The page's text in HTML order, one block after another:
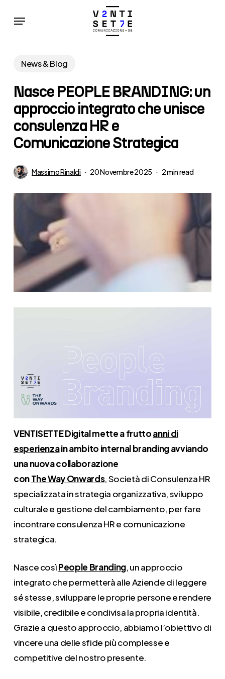
Menu
News & Blog
Nasce PEOPLE BRANDING: un
approccio integrato che unisce
consulenza HR e
Comunicazione Strategica
Massimo Rinaldi 20 Novembre 2025 2 min read
VENTISETTE Digital mette a fruttoanni di
esperienzain ambito internal branding avviando
una nuova collaborazione
conThe Way Onwards, Società di Consulenza HR
specializzata in strategia organizzativa, sviluppo
culturale e gestione del cambiamento, per fare
incontrare consulenza HR e comunicazione
strategica.
Nasce cosìPeople Branding, un approccio
integrato che permetterà alle Aziende di leggere
sé stesse, sviluppare le proprie persone e rendere
visibile, credibile e condivisa la propria identità.
Grazie a questo approccio, abbiamo l’obiettivo di
vincere una delle sfide più complesse e
competitive del nostro presente.